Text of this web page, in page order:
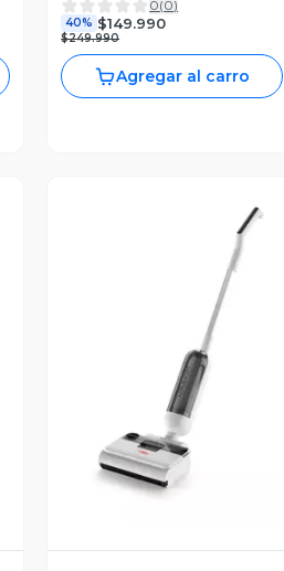
0(0)
40% $149.990
$249.990
Agregar al carro
Vista Previa